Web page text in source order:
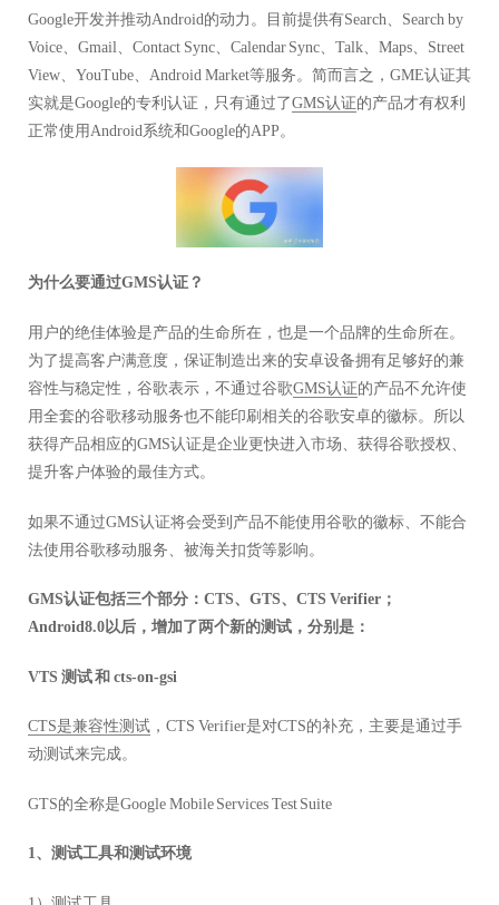
Google开发并推动Android的动力。目前提供有Search、Search by
Voice、Gmail、Contact Sync、Calendar Sync、Talk、Maps、Street
View、YouTube、Android Market等服务。简而言之，GME认证其
实就是Google的专利认证，只有通过了GMS认证的产品才有权利
正常使用Android系统和Google的APP。
为什么要通过GMS认证？
用户的绝佳体验是产品的生命所在，也是一个品牌的生命所在。
为了提高客户满意度，保证制造出来的安卓设备拥有足够好的兼
容性与稳定性，谷歌表示，不通过谷歌GMS认证的产品不允许使
用全套的谷歌移动服务也不能印刷相关的谷歌安卓的徽标。所以
获得产品相应的GMS认证是企业更快进入市场、获得谷歌授权、
提升客户体验的最佳方式。
如果不通过GMS认证将会受到产品不能使用谷歌的徽标、不能合
法使用谷歌移动服务、被海关扣货等影响。
GMS认证包括三个部分：CTS、GTS、CTS Verifier；
Android8.0以后，增加了两个新的测试，分别是：
VTS 测试 和 cts-on-gsi
CTS是兼容性测试 ，CTS Verifier是对CTS的补充，主要是通过手
动测试来完成。
GTS的全称是Google Mobile Services Test Suite
1、测试工具和测试环境